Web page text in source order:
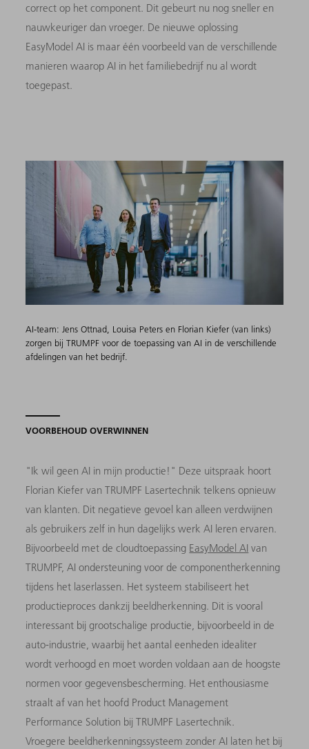
correct op het component. Dit gebeurt nu nog sneller en
nauwkeuriger dan vroeger. De nieuwe oplossing
EasyModel AI is maar één voorbeeld van de verschillende
manieren waarop AI in het familiebedrijf nu al wordt
toegepast.
AI-team: Jens Ottnad, Louisa Peters en Florian Kiefer (van links)
zorgen bij TRUMPF voor de toepassing van AI in de verschillende
afdelingen van het bedrijf.
VOORBEHOUD OVERWINNEN
"Ik wil geen AI in mijn productie!" Deze uitspraak hoort
Florian Kiefer van TRUMPF Lasertechnik telkens opnieuw
van klanten. Dit negatieve gevoel kan alleen verdwijnen
als gebruikers zelf in hun dagelijks werk AI leren ervaren.
Bijvoorbeeld met de cloudtoepassing EasyModel AI van
TRUMPF, AI ondersteuning voor de componentherkenning
tijdens het laserlassen. Het systeem stabiliseert het
productieproces dankzij beeldherkenning. Dit is vooral
interessant bij grootschalige productie, bijvoorbeeld in de
auto-industrie, waarbij het aantal eenheden idealiter
wordt verhoogd en moet worden voldaan aan de hoogste
normen voor gegevensbescherming. Het enthousiasme
straalt af van het hoofd Product Management
Performance Solution bij TRUMPF Lasertechnik.
Vroegere beeldherkenningssysteem zonder AI laten het bij